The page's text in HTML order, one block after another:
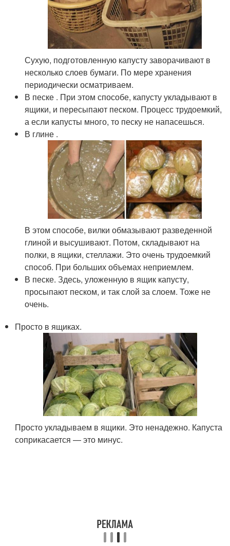
Сухую, подготовленную капусту заворачивают в
несколько слоев бумаги. По мере хранения
периодически осматриваем.
В песке . При этом способе, капусту укладывают в
ящики, и пересыпают песком. Процесс трудоемкий,
а если капусты много, то песку не напасешься.
В глине .
В этом способе, вилки обмазывают разведенной
глиной и высушивают. Потом, складывают на
полки, в ящики, стеллажи. Это очень трудоемкий
способ. При больших объемах неприемлем.
В песке. Здесь, уложенную в ящик капусту,
просыпают песком, и так слой за слоем. Тоже не
очень.
Просто в ящиках.
Просто укладываем в ящики. Это ненадежно. Капуста
соприкасается — это минус.